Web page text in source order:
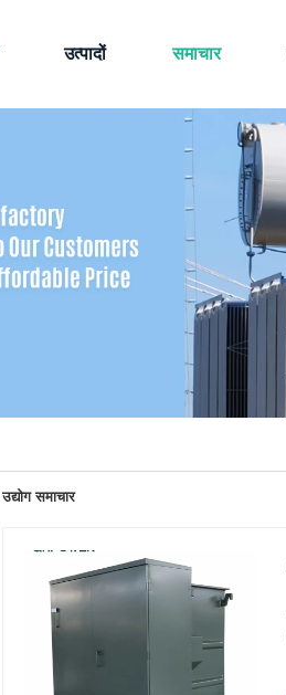
उत्पादों समाचार
उद्योग समाचार